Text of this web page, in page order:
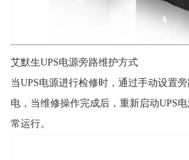
艾默生UPS电源旁路维护方式
当UPS电源进行检修时，通过手动设置
电，当维修操作完成后，重新启动UPS
常运行。